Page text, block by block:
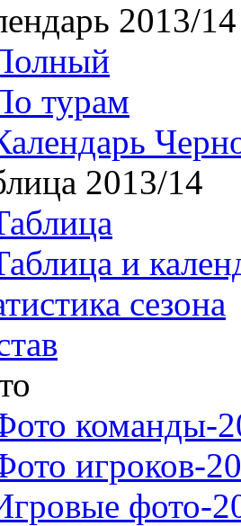
2013/14
турам
2013/14
и
сезона
команды-
игроков-
фото-